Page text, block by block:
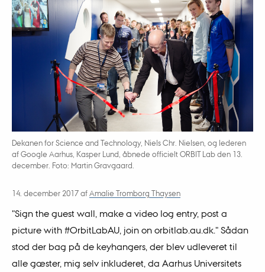
Dekanen for Science and Technology, Niels Chr. Nielsen, og lederen
af Google Aarhus, Kasper Lund, åbnede officielt ORBIT Lab den 13.
december. Foto: Martin Gravgaard.
14. december 2017 af Amalie Tromborg Thaysen
"Sign the guest wall, make a video log entry, post a
picture with #OrbitLabAU, join on orbitlab.au.dk." Sådan
stod der bag på de keyhangers, der blev udleveret til
alle gæster, mig selv inkluderet, da Aarhus Universitets